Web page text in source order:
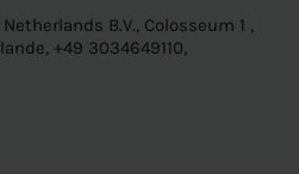
B.V., Colosseum 1 ,
+49 3034649110,